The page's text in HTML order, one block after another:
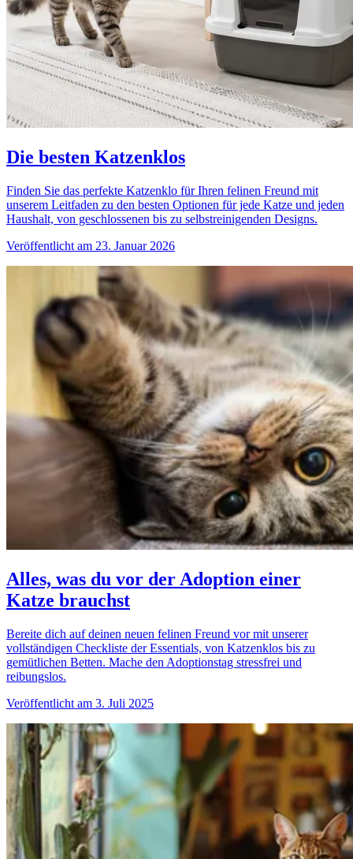
Die besten Katzenklos
Finden Sie das perfekte Katzenklo für Ihren felinen Freund mit
unserem Leitfaden zu den besten Optionen für jede Katze und jeden
Haushalt, von geschlossenen bis zu selbstreinigenden Designs.
Veröffentlicht am 23. Januar 2026
Alles, was du vor der Adoption einer
Katze brauchst
Bereite dich auf deinen neuen felinen Freund vor mit unserer
vollständigen Checkliste der Essentials, von Katzenklos bis zu
gemütlichen Betten. Mache den Adoptionstag stressfrei und
reibungslos.
Veröffentlicht am 3. Juli 2025